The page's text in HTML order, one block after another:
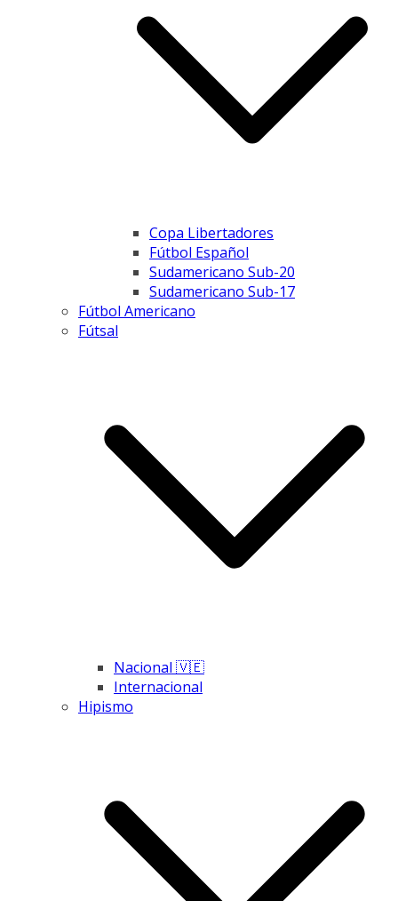
Copa Libertadores
Fútbol Español
Sudamericano Sub-20
Sudamericano Sub-17
Fútbol Americano
Fútsal
Nacional 🇻🇪
Internacional
Hipismo